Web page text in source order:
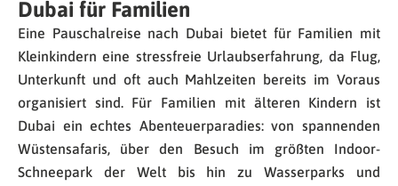
Dubai für Familien
Eine Pauschalreise nach Dubai bietet für Familien mit
Kleinkindern eine stressfreie Urlaubserfahrung, da Flug,
Unterkunft und oft auch Mahlzeiten bereits im Voraus
organisiert sind. Für Familien mit älteren Kindern ist
Dubai ein echtes Abenteuerparadies: von spannenden
Wüstensafaris, über den Besuch im größten Indoor-
Schneepark der Welt bis hin zu Wasserparks und